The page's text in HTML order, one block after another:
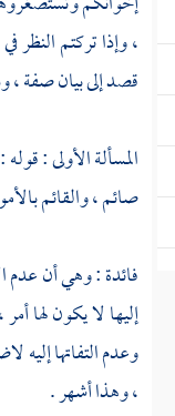
، وإذا تركتم النظر
قصد إلى بيان صفة ،
المسألة الأولى :
صائم ، والقائم
فائدة : وهي أن عدم
إليها لا يكون لها
وعدم التفاتها إليه
، وهذا أشهر .